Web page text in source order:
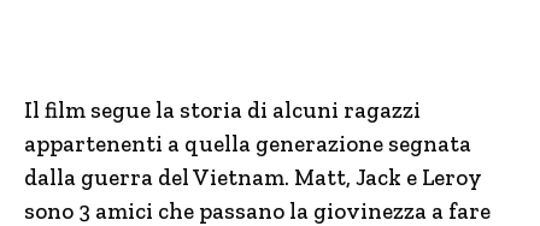
Il film segue la storia di alcuni ragazzi
appartenenti a quella generazione segnata
dalla guerra del Vietnam. Matt, Jack e Leroy
sono 3 amici che passano la giovinezza a fare